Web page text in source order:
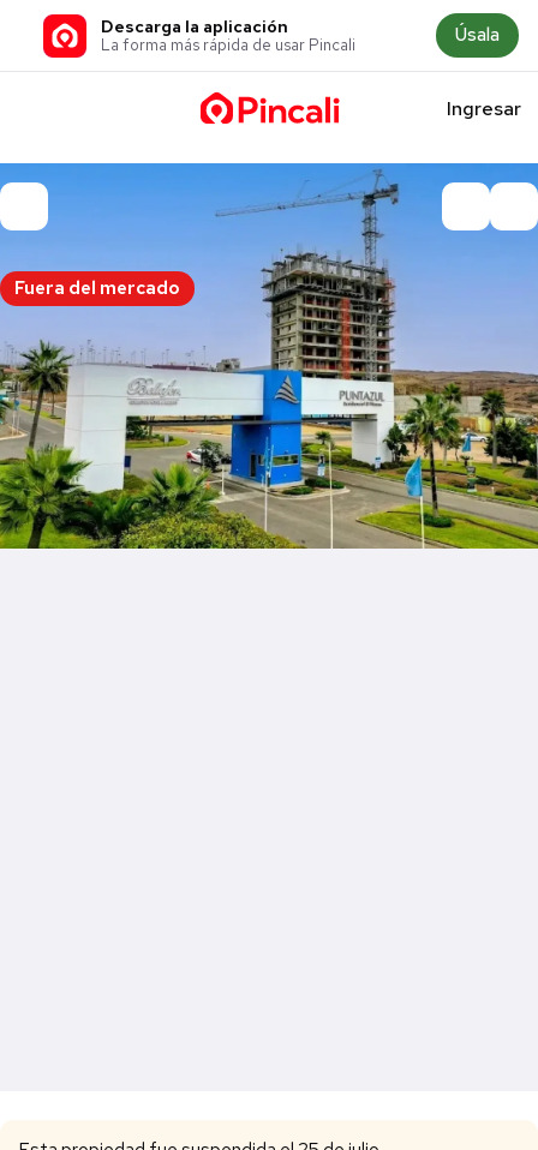
Descarga la aplicación
La forma más rápida de usar Pincali Úsala
Ingresar
Fuera del mercado